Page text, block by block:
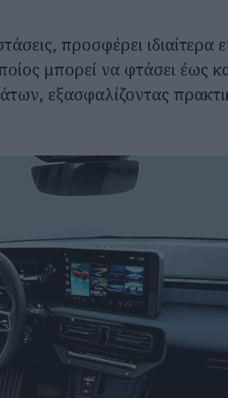
προσφέρει ιδιαίτερα
μπορεί να φτάσει έως
εξασφαλίζοντας